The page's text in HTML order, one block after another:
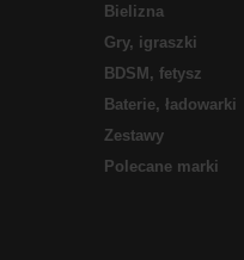
Bielizna
Gry, igraszki
BDSM, fetysz
Baterie, ładowarki
Zestawy
Polecane marki